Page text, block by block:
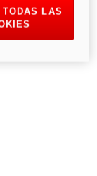
TODAS LAS